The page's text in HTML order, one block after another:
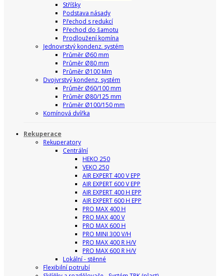
Stříšky
Podstava násady
Přechod s redukcí
Přechod do šamotu
Prodloužení komína
Jednovrstvý kondenz. systém
Průměr Ø60 mm
Průměr Ø80 mm
Průměr Ø100 Mm
Dvojvrstvý kondenz. systém
Průměr Ø60/100 mm
Průměr Ø80/125 mm
Průměr Ø100/150 mm
Komínová dvířka
Rekuperace
Rekuperatory
Centrální
HEKO 250
VEKO 250
AIR EXPERT 400 V EPP
AIR EXPERT 600 V EPP
AIR EXPERT 400 H EPP
AIR EXPERT 600 H EPP
PRO MAX 400 H
PRO MAX 400 V
PRO MAX 600 H
PRO MINI 300 V/H
PRO MAX 400 R H/V
PRO MAX 600 R H/V
Lokální - stěnné
Flexibilní potrubí